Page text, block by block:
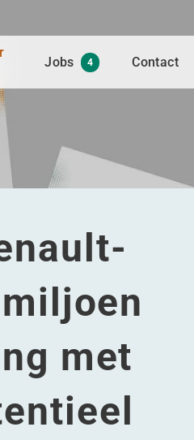
Jobs 4 Contact
met